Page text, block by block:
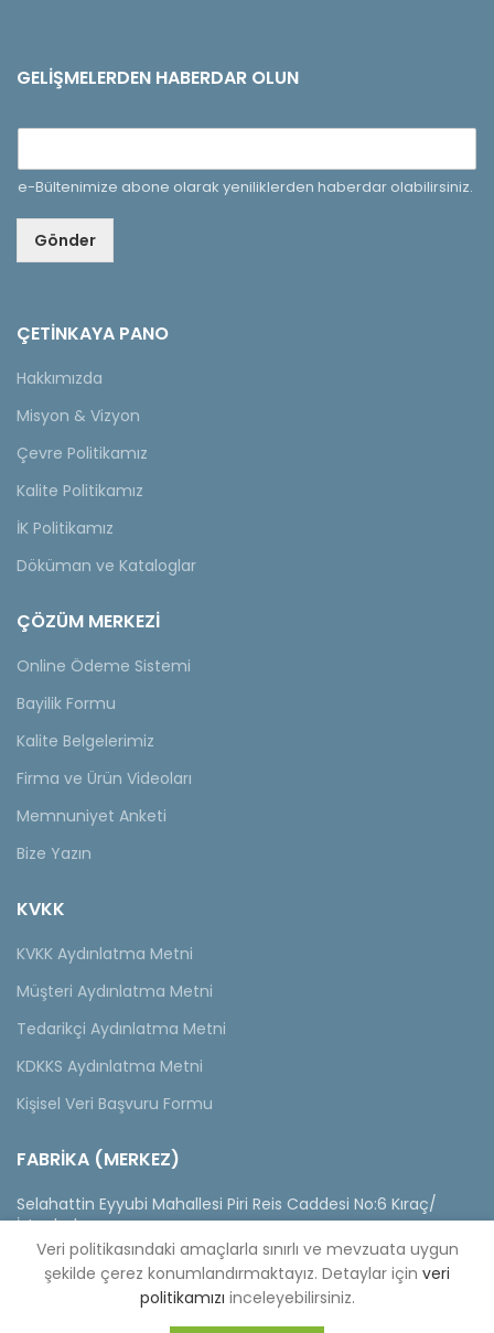
GELIŞMELERDEN HABERDAR OLUN
e-Bültenimize abone olarak yeniliklerden haberdar olabilirsiniz.
Gönder
ÇETINKAYA PANO
Hakkımızda
Misyon & Vizyon
Çevre Politikamız
Kalite Politikamız
İK Politikamız
Döküman ve Kataloglar
ÇÖZÜM MERKEZİ
Online Ödeme Sistemi
Bayilik Formu
Kalite Belgelerimiz
Firma ve Ürün Videoları
Memnuniyet Anketi
Bize Yazın
KVKK
KVKK Aydınlatma Metni
Müşteri Aydınlatma Metni
Tedarikçi Aydınlatma Metni
KDKKS Aydınlatma Metni
Kişisel Veri Başvuru Formu
FABRİKA (MERKEZ)
Selahattin Eyyubi Mahallesi Piri Reis Caddesi No:6 Kıraç/
İstanbul
Tel :0-212-689 56 89-98Fax : 0-212-689 56 99
Veri politikasındaki amaçlarla sınırlı ve mevzuata uygun
şekilde çerez konumlandırmaktayız. Detaylar için veri
politikamızı inceleyebilirsiniz.